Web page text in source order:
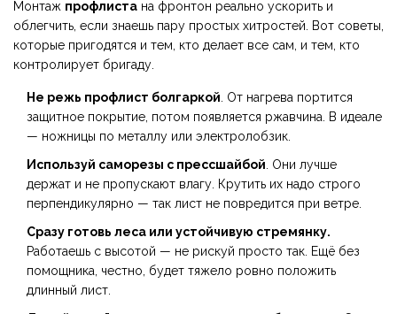
Монтаж профлиста на фронтон реально ускорить и
облегчить, если знаешь пару простых хитростей. Вот советы,
которые пригодятся и тем, кто делает все сам, и тем, кто
контролирует бригаду.
Не режь профлист болгаркой. От нагрева портится
защитное покрытие, потом появляется ржавчина. В идеале
— ножницы по металлу или электролобзик.
Используй саморезы с прессшайбой. Они лучше
держат и не пропускают влагу. Крутить их надо строго
перпендикулярно — так лист не повредится при ветре.
Сразу готовь леса или устойчивую стремянку.
Работаешь с высотой — не рискуй просто так. Ещё без
помощника, честно, будет тяжело ровно положить
длинный лист.